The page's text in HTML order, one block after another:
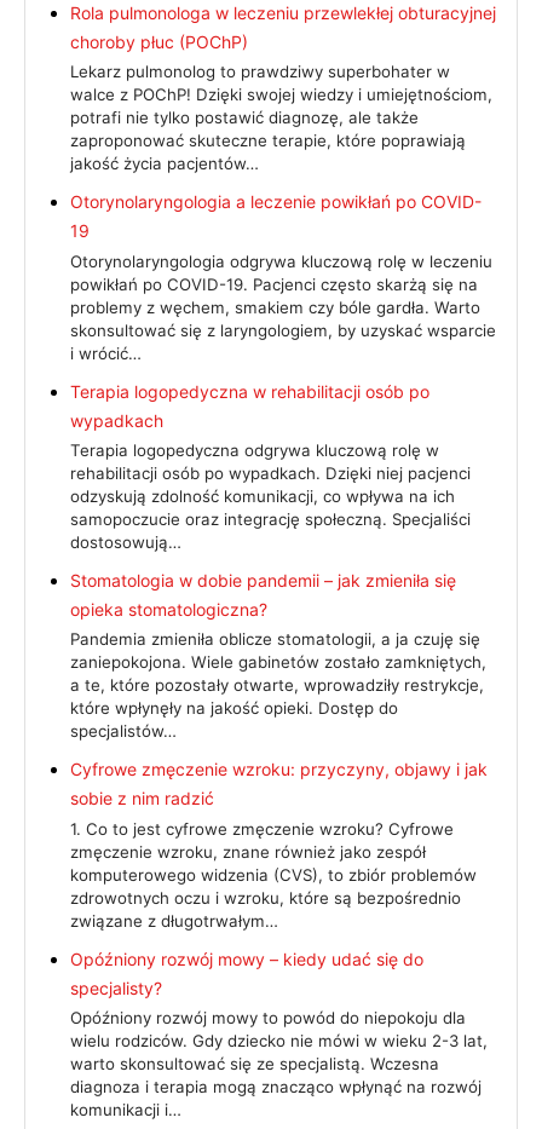
Rola pulmonologa w leczeniu przewlekłej obturacyjnej
choroby płuc (POChP)
Lekarz pulmonolog to prawdziwy superbohater w
walce z POChP! Dzięki swojej wiedzy i umiejętnościom,
potrafi nie tylko postawić diagnozę, ale także
zaproponować skuteczne terapie, które poprawiają
jakość życia pacjentów…
Otorynolaryngologia a leczenie powikłań po COVID-
19
Otorynolaryngologia odgrywa kluczową rolę w leczeniu
powikłań po COVID-19. Pacjenci często skarżą się na
problemy z węchem, smakiem czy bóle gardła. Warto
skonsultować się z laryngologiem, by uzyskać wsparcie
i wrócić…
Terapia logopedyczna w rehabilitacji osób po
wypadkach
Terapia logopedyczna odgrywa kluczową rolę w
rehabilitacji osób po wypadkach. Dzięki niej pacjenci
odzyskują zdolność komunikacji, co wpływa na ich
samopoczucie oraz integrację społeczną. Specjaliści
dostosowują…
Stomatologia w dobie pandemii – jak zmieniła się
opieka stomatologiczna?
Pandemia zmieniła oblicze stomatologii, a ja czuję się
zaniepokojona. Wiele gabinetów zostało zamkniętych,
a te, które pozostały otwarte, wprowadziły restrykcje,
które wpłynęły na jakość opieki. Dostęp do
specjalistów…
Cyfrowe zmęczenie wzroku: przyczyny, objawy i jak
sobie z nim radzić
1. Co to jest cyfrowe zmęczenie wzroku? Cyfrowe
zmęczenie wzroku, znane również jako zespół
komputerowego widzenia (CVS), to zbiór problemów
zdrowotnych oczu i wzroku, które są bezpośrednio
związane z długotrwałym…
Opóźniony rozwój mowy – kiedy udać się do
specjalisty?
Opóźniony rozwój mowy to powód do niepokoju dla
wielu rodziców. Gdy dziecko nie mówi w wieku 2-3 lat,
warto skonsultować się ze specjalistą. Wczesna
diagnoza i terapia mogą znacząco wpłynąć na rozwój
komunikacji i…